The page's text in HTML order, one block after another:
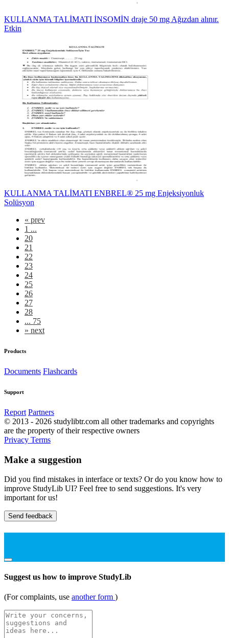
KULLANMA TALİMATI İNSOMİN draje 50 mg Ağızdan alınır.
Etkin
KULLANMA TALİMATI ENBREL® 25 mg Enjeksiyonluk
Solüsyon
« prev
1 ...
20
21
22
23
24
25
26
27
28
... 75
» next
Products
Documents Flashcards
Support
Report Partners
© 2013 - 2026 studylibtr.com all other trademarks and copyrights
are the property of their respective owners
Privacy Terms
Make a suggestion
Did you find mistakes in interface or texts? Or do you know how to
improve StudyLib UI? Feel free to send suggestions. It's very
important for us!
Send feedback
Suggest us how to improve StudyLib
(For complaints, use another form )